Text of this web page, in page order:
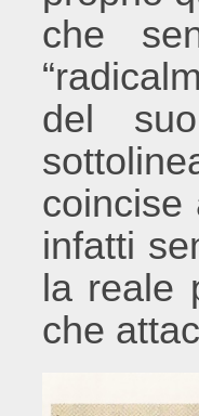
che
del
coincise
infatti
la reale
che